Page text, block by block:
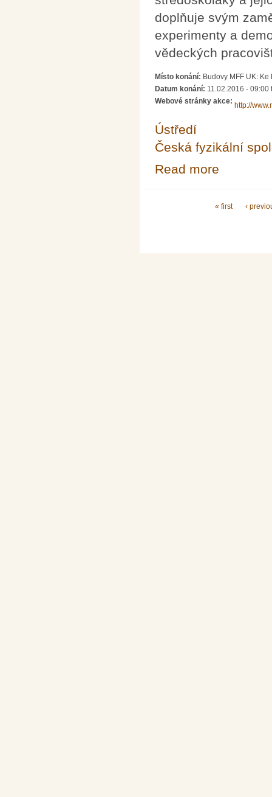
doplňuje svým
experimenty a
vědeckých
Místo konání: Budovy MFF UK:
Datum konání: 11.02.2016 - 09:00
Webové stránky akce:
http://
Ústředí
Česká fyzikální
Read more
« first ‹